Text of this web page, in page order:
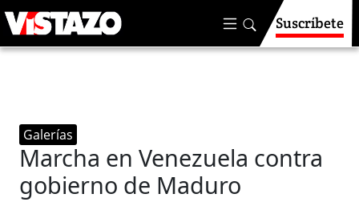
Suscríbete
Galerías
Marcha en Venezuela contra
gobierno de Maduro